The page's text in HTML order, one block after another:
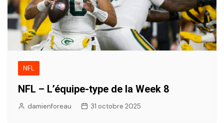
NFL
NFL – L’équipe-type de la Week 8
damienforeau 31 octobre 2025